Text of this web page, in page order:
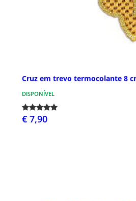
Cruz em trevo termocolante 8
DISPONÍVEL
€ 7,90